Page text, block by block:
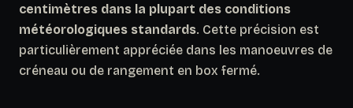
centimètres dans la plupart des conditions
météorologiques standards. Cette précision est
particulièrement appréciée dans les manoeuvres de
créneau ou de rangement en box fermé.